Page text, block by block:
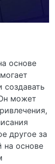
основе
создавать
может
другое за
на основе